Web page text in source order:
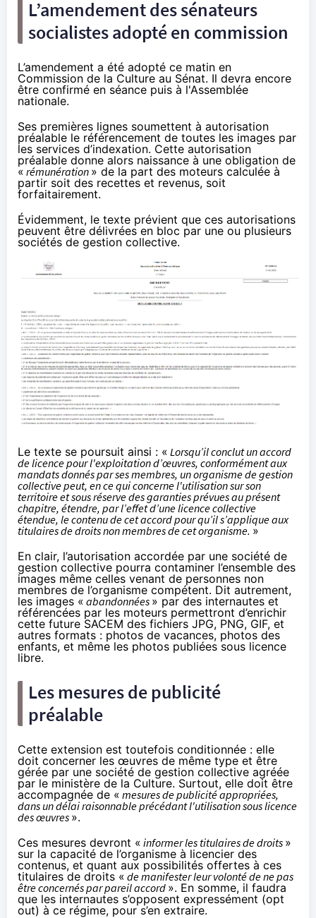
L’amendement des sénateurs
socialistes adopté en commission
L’amendement a été adopté ce matin en
Commission de la Culture au Sénat. Il devra encore
être confirmé en séance puis à l'Assemblée
nationale.
Ses premières lignes soumettent à autorisation
préalable le référencement de toutes les images par
les services d’indexation. Cette autorisation
préalable donne alors naissance à une obligation de
« rémunération » de la part des moteurs calculée à
partir soit des recettes et revenus, soit
forfaitairement.
Évidemment, le texte prévient que ces autorisations
peuvent être délivrées en bloc par une ou plusieurs
sociétés de gestion collective.
Le texte se poursuit ainsi : « Lorsqu’il conclut un accord
de licence pour l'exploitation d’œuvres, conformément aux
mandats donnés par ses membres, un organisme de gestion
collective peut, en ce qui concerne l'utilisation sur son
territoire et sous réserve des garanties prévues au présent
chapitre, étendre, par l’effet d’une licence collective
étendue, le contenu de cet accord pour qu’il s’applique aux
titulaires de droits non membres de cet organisme. »
En clair, l’autorisation accordée par une société de
gestion collective pourra contaminer l’ensemble des
images même celles venant de personnes non
membres de l’organisme compétent. Dit autrement,
les images « abandonnées » par des internautes et
référencées par les moteurs permettront d’enrichir
cette future SACEM des fichiers JPG, PNG, GIF, et
autres formats : photos de vacances, photos des
enfants, et même les photos publiées sous licence
libre.
Les mesures de publicité
préalable
Cette extension est toutefois conditionnée : elle
doit concerner les œuvres de même type et être
gérée par une société de gestion collective agréée
par le ministère de la Culture. Surtout, elle doit être
accompagnée de « mesures de publicité appropriées,
dans un délai raisonnable précédant l'utilisation sous licence
des œuvres ».
Ces mesures devront « informer les titulaires de droits »
sur la capacité de l’organisme à licencier des
contenus, et quant aux possibilités offertes à ces
titulaires de droits « de manifester leur volonté de ne pas
être concernés par pareil accord ». En somme, il faudra
que les internautes s’opposent expressément (opt
out) à ce régime, pour s’en extraire.